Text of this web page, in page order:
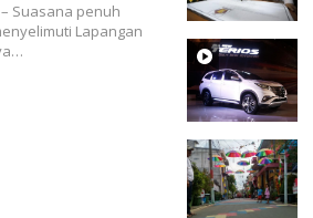
– Suasana penuh
Lapangan